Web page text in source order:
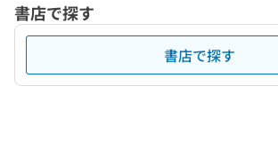
書店で探す
書店で探す